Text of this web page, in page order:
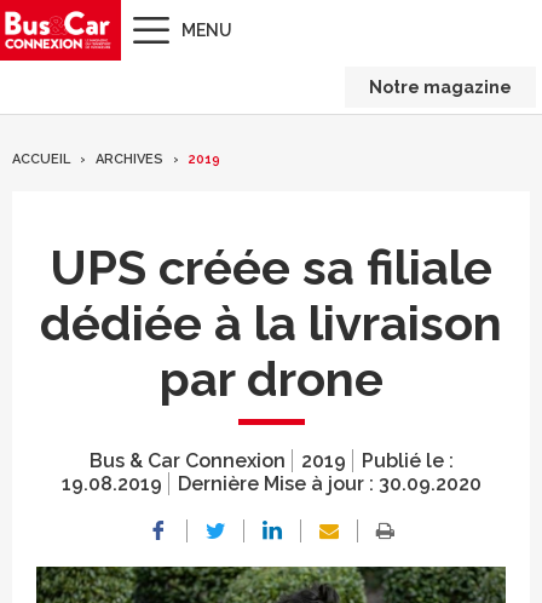
MENU
Notre magazine
ACCUEIL ARCHIVES 2019
UPS créée sa filiale
dédiée à la livraison
par drone
Bus & Car Connexion 2019
Publié le :
19.08.2019
Dernière Mise à jour : 30.09.2020